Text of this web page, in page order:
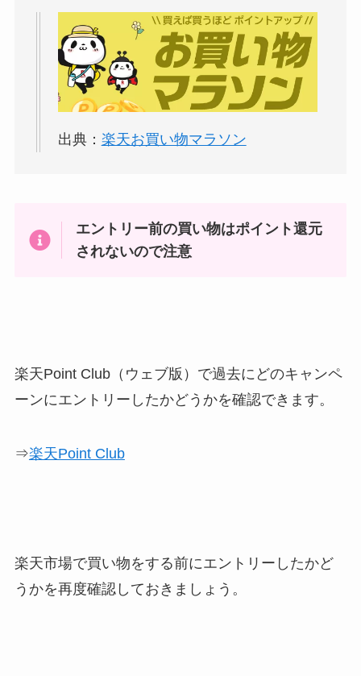
出典： 楽天お買い物マラソン
エントリー前の買い物はポイント還元
されないので注意
楽天Point Club（ウェブ版）で過去にどのキャンペ
ーンにエントリーしたかどうかを確認できます。
⇒楽天Point Club
楽天市場で買い物をする前にエントリーしたかど
うかを再度確認しておきましょう。